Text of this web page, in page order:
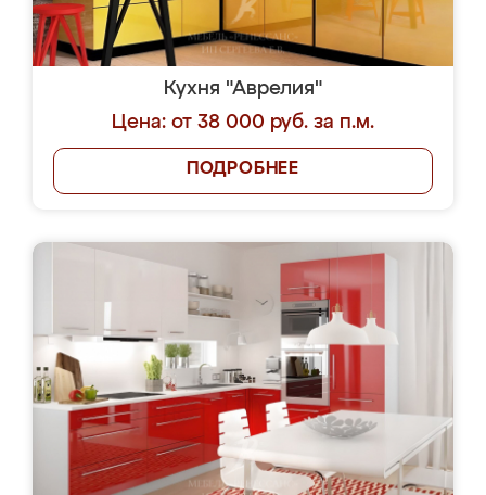
Кухня "Аврелия"
Цена: от 38 000 руб. за п.м.
ПОДРОБНЕЕ